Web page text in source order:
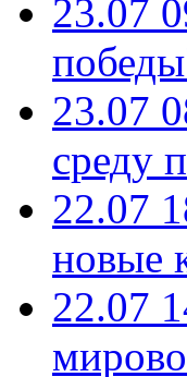
23.07
23.07
среду
22.07
новые
22.07